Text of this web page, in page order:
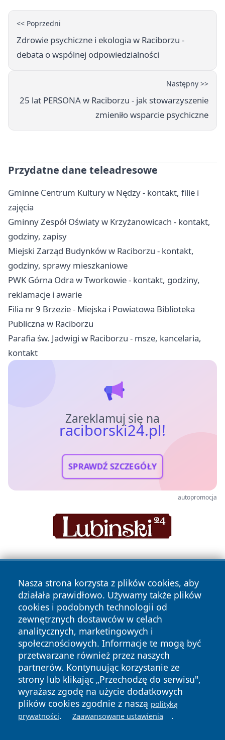
<< Poprzedni
Zdrowie psychiczne i ekologia w Raciborzu -
debata o wspólnej odpowiedzialności
Następny >>
25 lat PERSONA w Raciborzu - jak stowarzyszenie
zmieniło wsparcie psychiczne
Przydatne dane teleadresowe
Gminne Centrum Kultury w Nędzy - kontakt, filie i
zajęcia
Gminny Zespół Oświaty w Krzyżanowicach - kontakt,
godziny, zapisy
Miejski Zarząd Budynków w Raciborzu - kontakt,
godziny, sprawy mieszkaniowe
PWK Górna Odra w Tworkowie - kontakt, godziny,
reklamacje i awarie
Filia nr 9 Brzezie - Miejska i Powiatowa Biblioteka
Publiczna w Raciborzu
Parafia św. Jadwigi w Raciborzu - msze, kancelaria,
kontakt
Zareklamuj się na
raciborski24.pl!
SPRAWDŹ SZCZEGÓŁY
autopromocja
Nasza strona korzysta z plików cookies, aby
działała prawidłowo. Używamy także plików
cookies i podobnych technologii od
zewnętrznych dostawców w celach
analitycznych, marketingowych i
społecznościowych. Informacje te mogą być
przetwarzane również przez naszych
partnerów. Kontynuując korzystanie ze
strony lub klikając „Przechodzę do serwisu",
wyrażasz zgodę na użycie dodatkowych
plików cookies zgodnie z naszą polityką
prywatności. Zaawansowane ustawienia .
Copyright © 2026 raciborski24.pl Wszystkie prawa
zastrzeżone.
News Autorzy
Polityka
Prywatności
Polityka
Cookies